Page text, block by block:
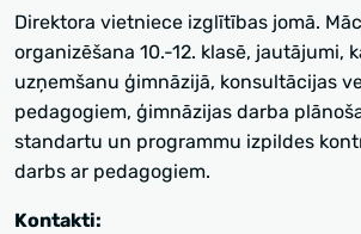
Direktora vietniece izglītības jomā.
organizēšana 10.-12. klasē, jautājumi,
uzņemšanu ģimnāzijā, konsultācijas
pedagogiem, ģimnāzijas darba
standartu un programmu izpildes
darbs ar pedagogiem.
Kontakti: